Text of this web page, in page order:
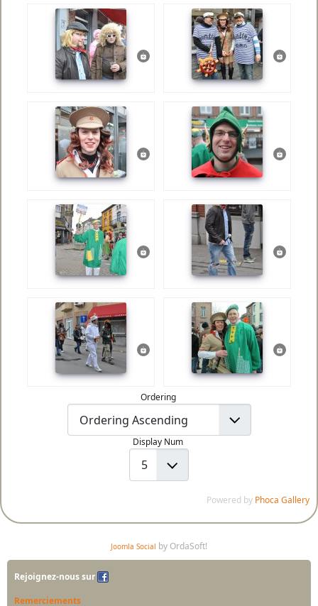
Ordering
Display Num
Powered by Phoca Gallery
Joomla Social by OrdaSoft!
Rejoignez-nous sur
Remerciements